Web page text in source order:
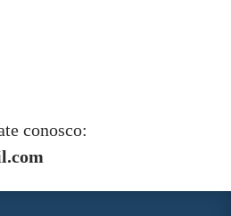
conosco: